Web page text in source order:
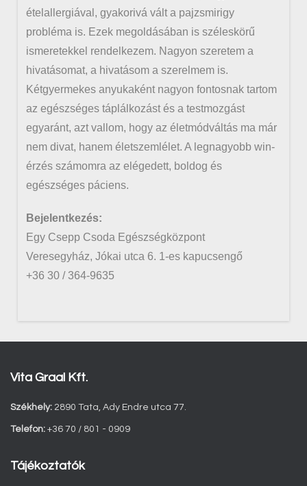
ételallergiával, gyakorivá vált a pajzsmirigy
probléma is. Ezek megoldásában is széleskörű
ismeretekkel rendelkezem. Nagyon szeretem a
hivatásomat, a hivatásom a szerelmem is.
Kétgyermekes anyukaként nagyon fontosnak tartom
az egészséges táplálkozást és a testmozgást
egyaránt, azt vallom, hogy az életmódváltás ma már
nem divat, hanem életszemlélet. A legnagyobb win-
érzés számomra az elégedett, boldog és
egészséges páciens.
Bejelentkezés:
Egy Csepp Csoda Egészségközpont
Veresegyház, Jókai utca 6. 1-es kapucsengő
+36 30 / 364-9635
Vita Graal Kft.
Székhely: 2890 Tata, Ady Endre utca 77.
Telefon: +36 70 / 801 - 0909
Tájékoztatók